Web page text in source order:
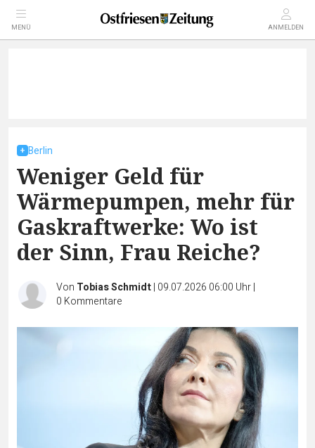
MENÜ ANMELDEN
Berlin
Weniger Geld für
Wärmepumpen, mehr für
Gaskraftwerke: Wo ist
der Sinn, Frau Reiche?
Von Tobias Schmidt| 09.07.2026 06:00 Uhr|
0 Kommentare